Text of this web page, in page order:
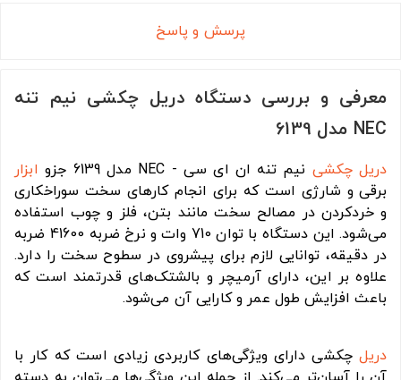
پرسش و پاسخ
معرفی و بررسی دستگاه دریل چکشی نیم تنه
NEC مدل 6139
دریل چکشی نیم تنه ان ای سی - NEC مدل 6139 جزو
ابزار
برقی و شارژی است که برای انجام کارهای سخت سوراخکاری
و خردکردن در مصالح سخت مانند بتن، فلز و چوب استفاده
می‌شود. این دستگاه با توان 710 وات و نرخ ضربه 41600 ضربه
در دقیقه، توانایی لازم برای پیشروی در سطوح سخت را دارد.
علاوه بر این، دارای آرمیچر و بالشتک‌های قدرتمند است که
باعث افزایش طول عمر و کارایی آن می‌شود.
دریلچکشی دارای ویژگی‌های کاربردی زیادی است که کار با